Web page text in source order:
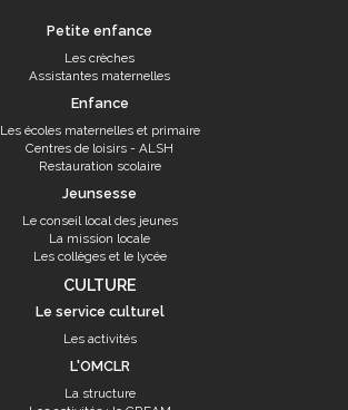
Petite enfance
Les crèches
Assistantes maternelles
Enfance
Les écoles maternelles et primaire
Centres de loisirs - ALSH
Restauration scolaire
Jeunsesse
Le conseil local des jeunes
La mission locale
Les collèges et le lycée
CULTURE
Le service culturel
Les activités
L'OMCLR
La structure